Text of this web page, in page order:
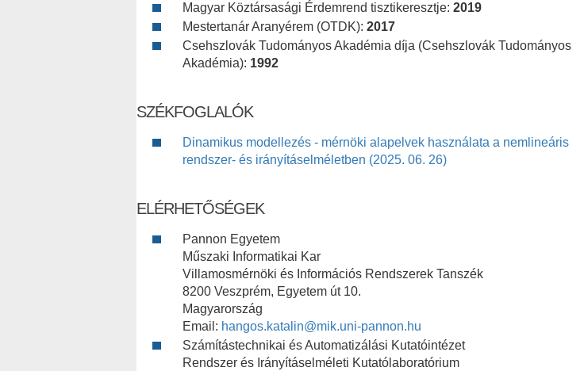
Magyar Köztársasági Érdemrend tisztikeresztje: 2019
Mestertanár Aranyérem (OTDK): 2017
Csehszlovák Tudományos Akadémia díja (Csehszlovák Tudományos
Akadémia): 1992
SZÉKFOGLALÓK
Dinamikus modellezés - mérnöki alapelvek használata a nemlineáris
rendszer- és irányításelméletben (2025. 06. 26)
ELÉRHETŐSÉGEK
Pannon Egyetem
Műszaki Informatikai Kar
Villamosmérnöki és Információs Rendszerek Tanszék
8200 Veszprém, Egyetem út 10.
Magyarország
Email: hangos.katalin@mik.uni-pannon.hu
Számítástechnikai és Automatizálási Kutatóintézet
Rendszer és Irányításelméleti Kutatólaboratórium